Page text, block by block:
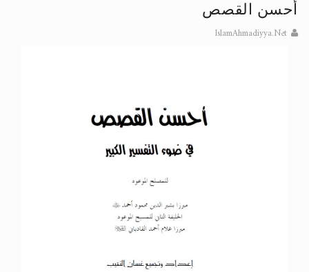
الحجّ.. دلالات، حِكم، وأهداف >> المزيد
اقرأ هذا المقال في أهمية عيد
أحسن القصص
IslamAhmadiyya.Net